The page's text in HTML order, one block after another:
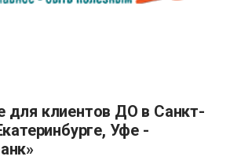
Уфе -